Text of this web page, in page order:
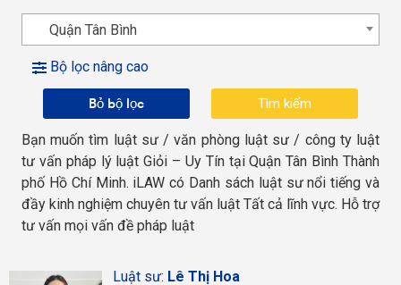
Quận Tân Bình
Bộ lọc nâng cao
Bỏ bộ lọc
Bạn muốn tìm luật sư / văn phòng luật sư / công ty luật
tư vấn pháp lý luật Giỏi – Uy Tín tại Quận Tân Bình Thành
phố Hồ Chí Minh. iLAW có Danh sách luật sư nổi tiếng và
đầy kinh nghiệm chuyên tư vấn luật Tất cả lĩnh vực. Hỗ trợ
tư vấn mọi vấn đề pháp luật
Luật sư: Lê Thị Hoa